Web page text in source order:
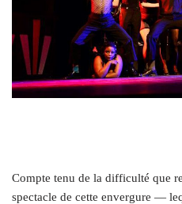
Compte tenu de la difficulté que
spectacle de cette envergure —